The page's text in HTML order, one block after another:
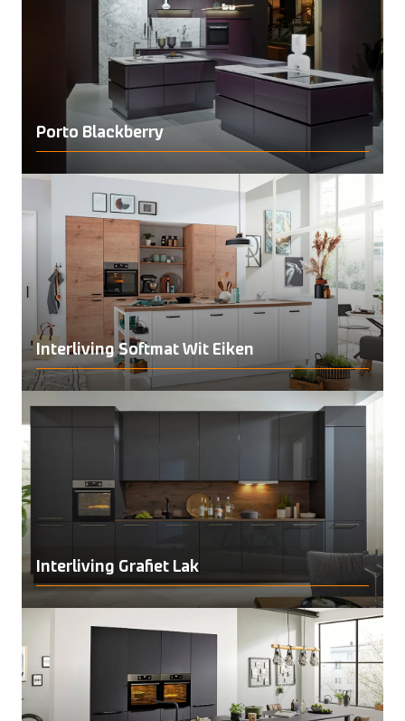
Porto Blackberry
Interliving Softmat Wit Eiken
Interliving Grafiet Lak